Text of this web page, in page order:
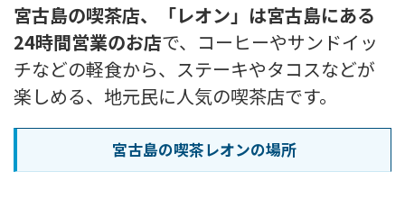
宮古島の喫茶店、「レオン」は宮古島にある
24時間営業のお店で、 コーヒーやサンドイッ
チなどの軽食から、ステーキやタコスなどが
楽しめる、地元民に人気の喫茶店です。
宮古島の喫茶レオンの場所